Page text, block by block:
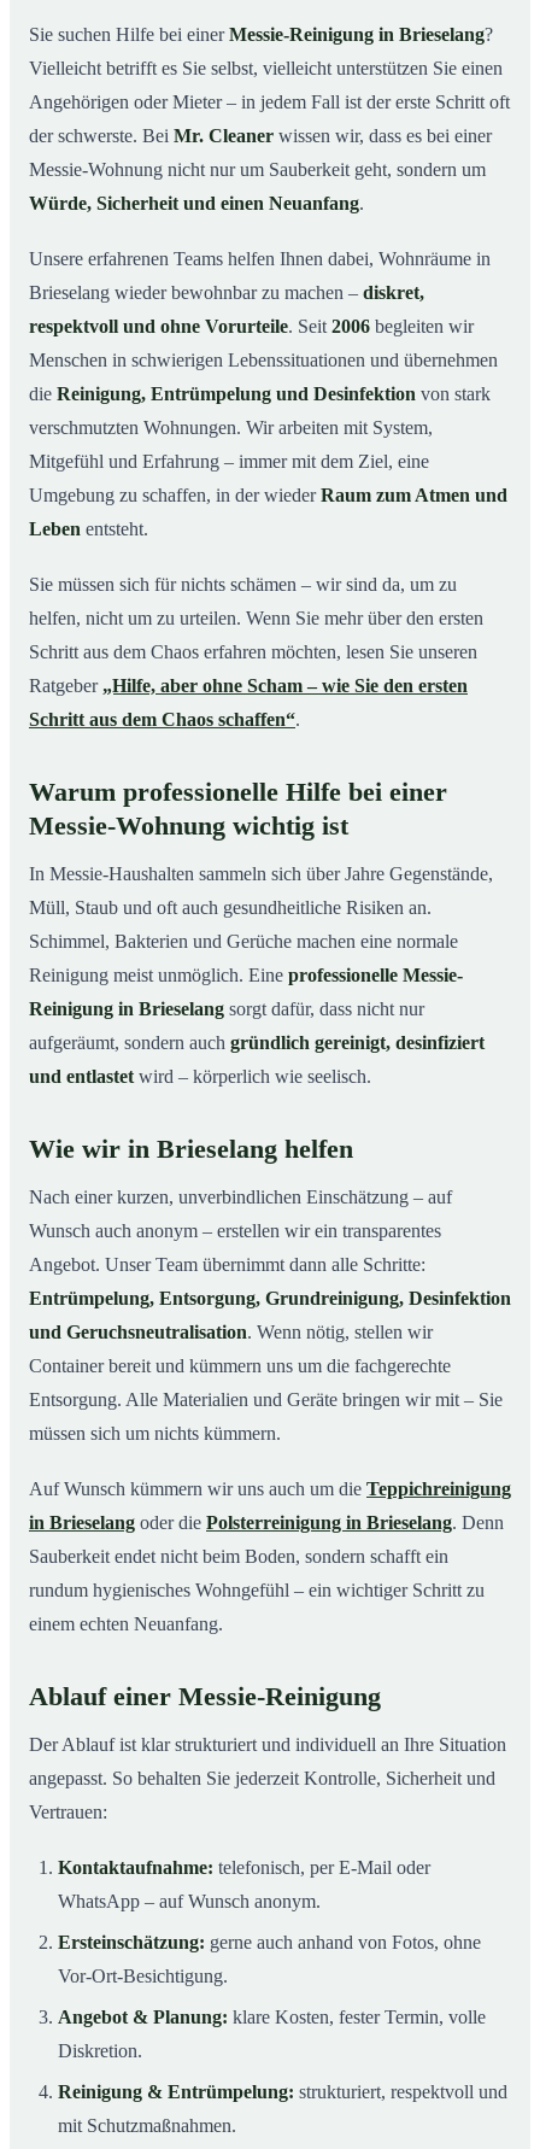
04Ablauf einer Messie-Reinigung
05Ihre Vorteile mit Mr. Cleaner in Brieselang
06Messie-Hilfe in Brieselang & Umgebung
Jetzt kostenlose Beratung zur Messie-Reinigung in
Brieselang
Sie suchen Hilfe bei einerMessie-Reinigung in Brieselang?
Vielleicht betrifft es Sie selbst, vielleicht unterstützen Sie einen
Angehörigen oder Mieter – in jedem Fall ist der erste Schritt oft
der schwerste. Bei Mr. Cleaner wissen wir, dass es bei einer
Messie-Wohnung nicht nur um Sauberkeit geht, sondern um
Würde, Sicherheit und einen Neuanfang.
Unsere erfahrenen Teams helfen Ihnen dabei, Wohnräume in
Brieselang wieder bewohnbar zu machen – diskret,
respektvoll und ohne Vorurteile. Seit 2006 begleiten wir
Menschen in schwierigen Lebenssituationen und übernehmen
die Reinigung, Entrümpelung und Desinfektion von stark
verschmutzten Wohnungen. Wir arbeiten mit System,
Mitgefühl und Erfahrung – immer mit dem Ziel, eine
Umgebung zu schaffen, in der wiederRaum zum Atmen und
Leben entsteht.
Sie müssen sich für nichts schämen – wir sind da, um zu
helfen, nicht um zu urteilen. Wenn Sie mehr über den ersten
Schritt aus dem Chaos erfahren möchten, lesen Sie unseren
Ratgeber „Hilfe, aber ohne Scham – wie Sie den ersten
Schritt aus dem Chaos schaffen“.
Warum professionelle Hilfe bei einer
Messie-Wohnung wichtig ist
In Messie-Haushalten sammeln sich über Jahre Gegenstände,
Müll, Staub und oft auch gesundheitliche Risiken an.
Schimmel, Bakterien und Gerüche machen eine normale
Reinigung meist unmöglich. Eine professionelle Messie-
Reinigung in Brieselang sorgt dafür, dass nicht nur
aufgeräumt, sondern auch gründlich gereinigt, desinfiziert
und entlastet wird – körperlich wie seelisch.
Wie wir in Brieselang helfen
Nach einer kurzen, unverbindlichen Einschätzung – auf
Wunsch auch anonym – erstellen wir ein transparentes
Angebot. Unser Team übernimmt dann alle Schritte:
Entrümpelung, Entsorgung, Grundreinigung, Desinfektion
und Geruchsneutralisation. Wenn nötig, stellen wir
Container bereit und kümmern uns um die fachgerechte
Entsorgung. Alle Materialien und Geräte bringen wir mit – Sie
müssen sich um nichts kümmern.
Auf Wunsch kümmern wir uns auch um die Teppichreinigung
in Brieselang oder die Polsterreinigung in Brieselang. Denn
Sauberkeit endet nicht beim Boden, sondern schafft ein
rundum hygienisches Wohngefühl – ein wichtiger Schritt zu
einem echten Neuanfang.
Ablauf einer Messie-Reinigung
Der Ablauf ist klar strukturiert und individuell an Ihre Situation
angepasst. So behalten Sie jederzeit Kontrolle, Sicherheit und
Vertrauen:
Kontaktaufnahme: telefonisch, per E-Mail oder
WhatsApp – auf Wunsch anonym.
Ersteinschätzung: gerne auch anhand von Fotos, ohne
Vor-Ort-Besichtigung.
Angebot & Planung: klare Kosten, fester Termin, volle
Diskretion.
Reinigung & Entrümpelung: strukturiert, respektvoll und
mit Schutzmaßnahmen.